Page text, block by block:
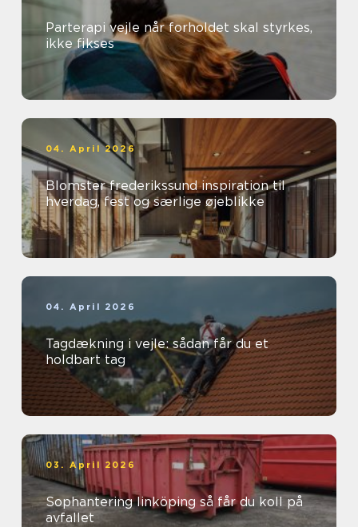
Parterapi vejle når forholdet skal styrkes,
ikke fikses
04. April 2026
Blomster frederikssund inspiration til
hverdag, fest og særlige øjeblikke
04. April 2026
Tagdækning i vejle: sådan får du et
holdbart tag
03. April 2026
Sophantering linköping så får du koll på
avfallet